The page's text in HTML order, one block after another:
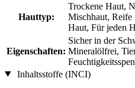
Hauttyp:
Trockene Haut,
Mischhaut, Reife
Haut, Für jeden
Eigenschaften:
Sicher in der
Mineralölfrei,
Inhaltsstoffe (INCI)